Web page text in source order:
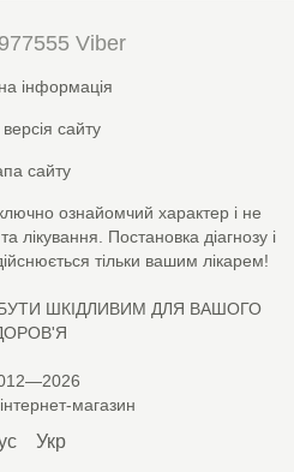
Viber
інформація
сайту
сайту
ознайомчий характер і не
лікування. Постановка діагнозу і
тільки вашим лікарем!
ШКІДЛИВИМ ДЛЯ ВАШОГО
магазин
Укр